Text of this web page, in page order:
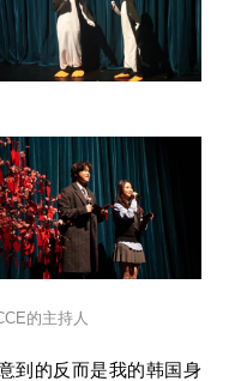
的主持人
到的反而是我的韩国身